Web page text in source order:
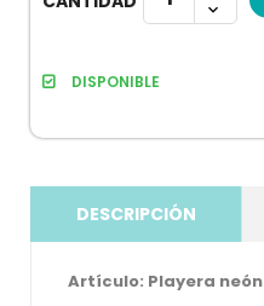
DISPONIBLE
DESCRIPCIÓN
Artículo: Playera neón